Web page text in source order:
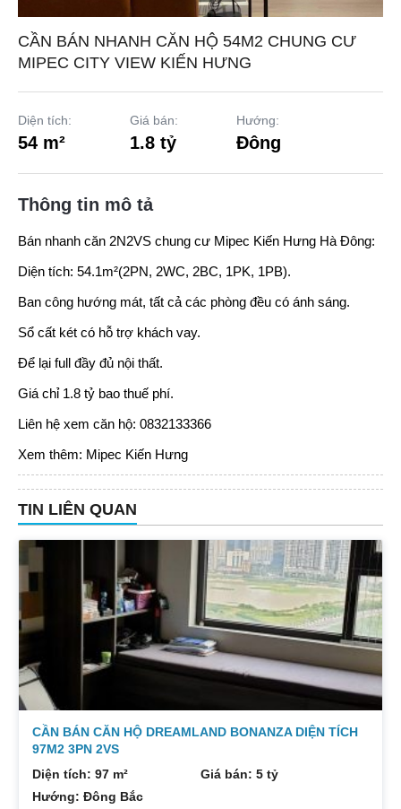
CẦN BÁN NHANH CĂN HỘ 54M2 CHUNG CƯ
MIPEC CITY VIEW KIẾN HƯNG
Diện tích:
54 m²
Giá bán:
1.8 tỷ
Hướng:
Đông
Thông tin mô tả
Bán nhanh căn 2N2VS chung cư Mipec Kiến Hưng Hà Đông:
Diện tích: 54.1m²(2PN, 2WC, 2BC, 1PK, 1PB).
Ban công hướng mát, tất cả các phòng đều có ánh sáng.
Sổ cất két có hỗ trợ khách vay.
Để lại full đầy đủ nội thất.
Giá chỉ 1.8 tỷ bao thuế phí.
Liên hệ xem căn hộ: 0832133366
Xem thêm: Mipec Kiến Hưng
TIN LIÊN QUAN
CẦN BÁN CĂN HỘ DREAMLAND BONANZA DIỆN TÍCH
97M2 3PN 2VS
Diện tích: 97 m²
Giá bán: 5 tỷ
Hướng: Đông Bắc